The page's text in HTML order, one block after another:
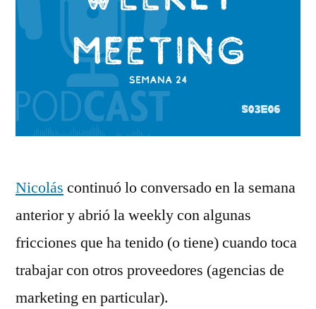
Nicolás continuó lo conversado en la semana
anterior y abrió la weekly con algunas
fricciones que ha tenido (o tiene) cuando toca
trabajar con otros proveedores (agencias de
marketing en particular).